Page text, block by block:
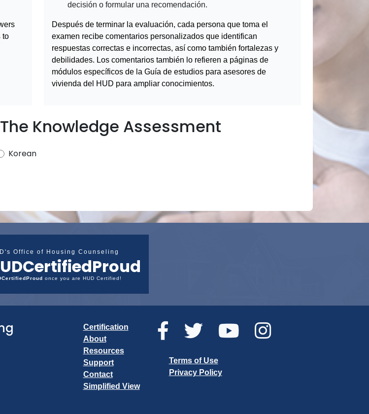
to
decisión o formular una recomendación.
Después de terminar la evaluación, cada persona que toma el
examen recibe comentarios personalizados que identifican
respuestas correctas e incorrectas, así como también fortalezas y
debilidades. Los comentarios también lo refieren a páginas de
módulos específicos de la Guía de estudios para asesores de
vivienda del HUD para ampliar conocimientos.
Knowledge Assessment
Korean
Office of Housing Counseling
once you are HUD Certified!
Certification
About
Resources
Support
Contact
Simplified View
Terms of Use
Privacy Policy